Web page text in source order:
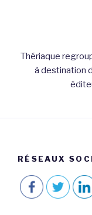
Thériaque
à destination
RÉSEAUX